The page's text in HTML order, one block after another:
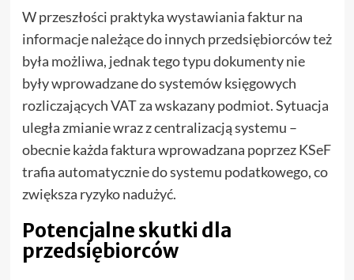
W przeszłości praktyka wystawiania faktur na
informacje należące do innych przedsiębiorców też
była możliwa, jednak tego typu dokumenty nie
były wprowadzane do systemów księgowych
rozliczających VAT za wskazany podmiot. Sytuacja
uległa zmianie wraz z centralizacją systemu –
obecnie każda faktura wprowadzana poprzez KSeF
trafia automatycznie do systemu podatkowego, co
zwiększa ryzyko nadużyć.
Potencjalne skutki dla
przedsiębiorców